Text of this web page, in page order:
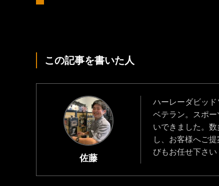
この記事を書いた人
佐藤
ハーレーダビッ
ベテラン。スポ
いできました。
し、お客様へご
びもお任せ下さい